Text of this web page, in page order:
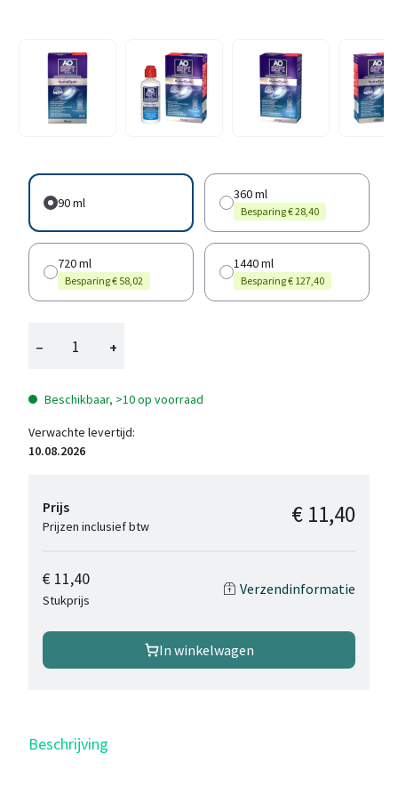
90 ml
360 ml
Besparing € 28,40
720 ml
Besparing € 58,02
1440 ml
Besparing € 127,40
− +
Beschikbaar, >10 op voorraad
Verwachte levertijd:
10.08.2026
Prijs
Prijzen inclusief btw € 11,40
€ 11,40
Stukprijs
Verzendinformatie
In winkelwagen
Beschrijving